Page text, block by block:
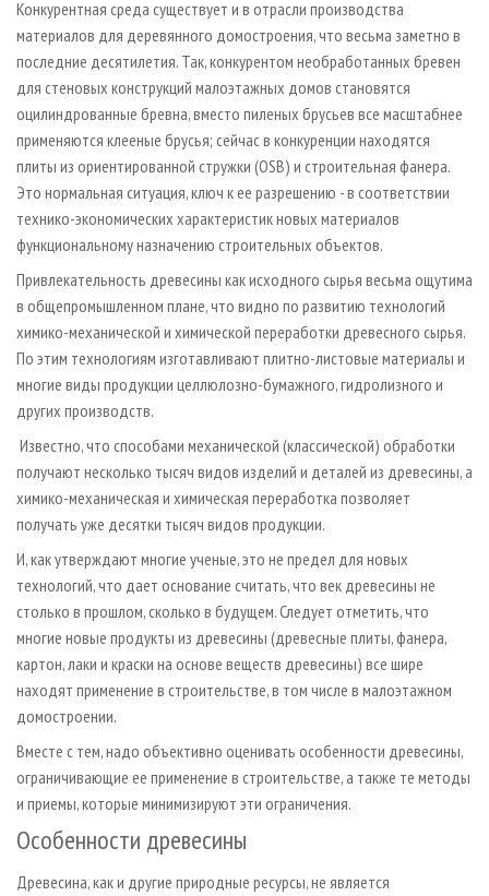
Конкурентная среда существует и в отрасли производства
материалов для деревянного домостроения, что весьма заметно в
последние десятилетия. Так, конкурентом необработанных бревен
для стеновых конструкций малоэтажных домов становятся
оцилиндрованные бревна, вместо пиленых брусьев все масштабнее
применяются клееные брусья; сейчас в конкуренции находятся
плиты из ориентированной стружки (OSB) и строительная фанера.
Это нормальная ситуация, ключ к ее разрешению - в соответствии
технико-экономических характеристик новых материалов
функциональному назначению строительных объектов.
Привлекательность древесины как исходного сырья весьма ощутима
в общепромышленном плане, что видно по развитию технологий
химико-механической и химической переработки древесного сырья.
По этим технологиям изготавливают плитно-листовые материалы и
многие виды продукции целлюлозно-бумажного, гидролизного и
других производств.
Известно, что способами механической (классической) обработки
получают несколько тысяч видов изделий и деталей из древесины, а
химико-механическая и химическая переработка позволяет
получать уже десятки тысяч видов продукции.
И, как утверждают многие ученые, это не предел для новых
технологий, что дает основание считать, что век древесины не
столько в прошлом, сколько в будущем. Следует отметить, что
многие новые продукты из древесины (древесные плиты, фанера,
картон, лаки и краски на основе веществ древесины) все шире
находят применение в строительстве, в том числе в малоэтажном
домостроении.
Вместе с тем, надо объективно оценивать особенности древесины,
ограничивающие ее применение в строительстве, а также те методы
и приемы, которые минимизируют эти ограничения.
Особенности древесины
Древесина, как и другие природные ресурсы, не является